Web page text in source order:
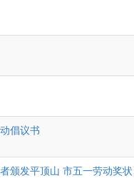
倡议书
颁发平顶山 市五一劳动奖